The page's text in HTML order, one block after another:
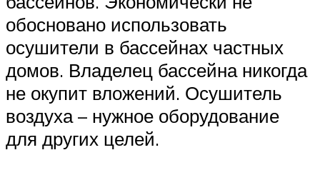
обосновано использовать
осушители в бассейнах частных
домов. Владелец бассейна никогда
не окупит вложений. Осушитель
воздуха – нужное оборудование
для других целей.